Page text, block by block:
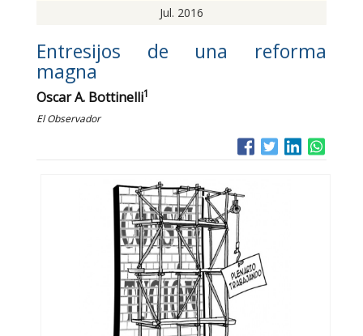
Jul. 2016
Entresijos de una reforma
magna
Oscar A. Bottinelli1
El Observador